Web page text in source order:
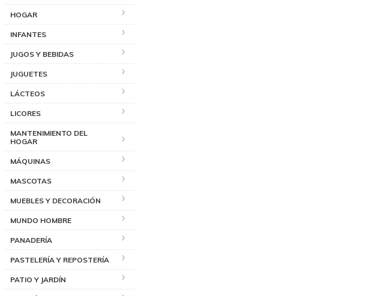
HOGAR
INFANTES
JUGOS Y BEBIDAS
JUGUETES
LÁCTEOS
LICORES
MANTENIMIENTO DEL
HOGAR
MÁQUINAS
MASCOTAS
MUEBLES Y DECORACIÓN
MUNDO HOMBRE
PANADERÍA
PASTELERÍA Y REPOSTERÍA
PATIO Y JARDÍN